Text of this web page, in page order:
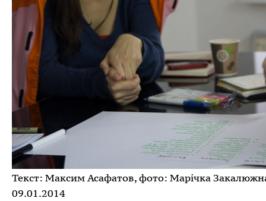
Текст: Максим Асафатов, фото: Марічка
09.01.2014